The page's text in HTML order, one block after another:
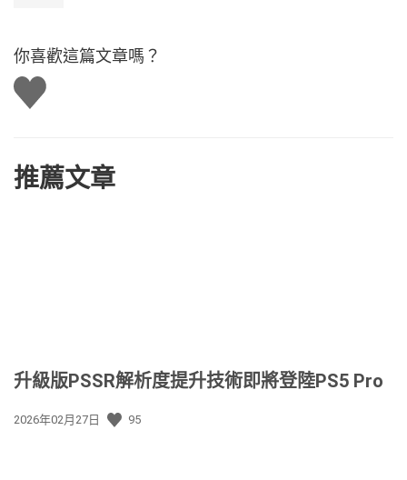
你喜歡這篇文章嗎？
讚
推薦文章
升級版PSSR解析度提升技術即將登陸PS5 Pro
發
2026年02月27日 95